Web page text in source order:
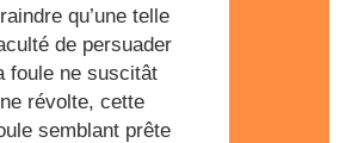
qu’une telle
de persuader
foule ne suscitât
révolte, cette
semblant prête